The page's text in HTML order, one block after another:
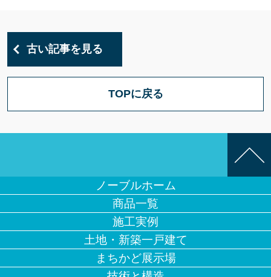
古い記事を見る
TOPに戻る
ノーブルホーム
商品一覧
施工実例
土地・新築一戸建て
まちかど展示場